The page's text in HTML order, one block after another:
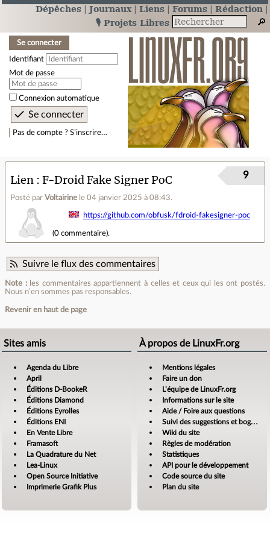
Dépêches Journaux Liens Forums
Rédaction
🎙️ Projets Libres
Se connecter
Identifiant
Mot de passe
Connexion automatique
Pas de compte ? S’inscrire…
Lien F-Droid Fake Signer PoC
Posté par Voltairine le 04 janvier 2025 à 08:43.
9
https://github.com/obfusk/fdroid-fakesigner-poc
(0 commentaire).
Suivre le flux des commentaires
Note :les commentaires appartiennent à celles et ceux qui les ont postés.
Nous n’en sommes pas responsables.
Revenir en haut de page
Sites amis
Agenda du Libre
April
Éditions D-BookeR
Éditions Diamond
Éditions Eyrolles
Éditions ENI
En Vente Libre
Framasoft
La Quadrature du Net
Lea-Linux
Open Source Initiative
Imprimerie Grafik Plus
À propos de LinuxFr.org
Mentions légales
Faire un don
L’équipe de LinuxFr.org
Informations sur le site
Aide / Foire aux questions
Suivi des suggestions et bogues
Wiki du site
Règles de modération
Statistiques
API pour le développement
Code source du site
Plan du site